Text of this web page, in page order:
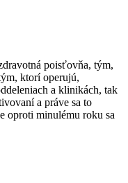
poisťovňa, tým,
ktorí operujú,
a klinikách, tak
a práve sa to
oproti minulému roku sa